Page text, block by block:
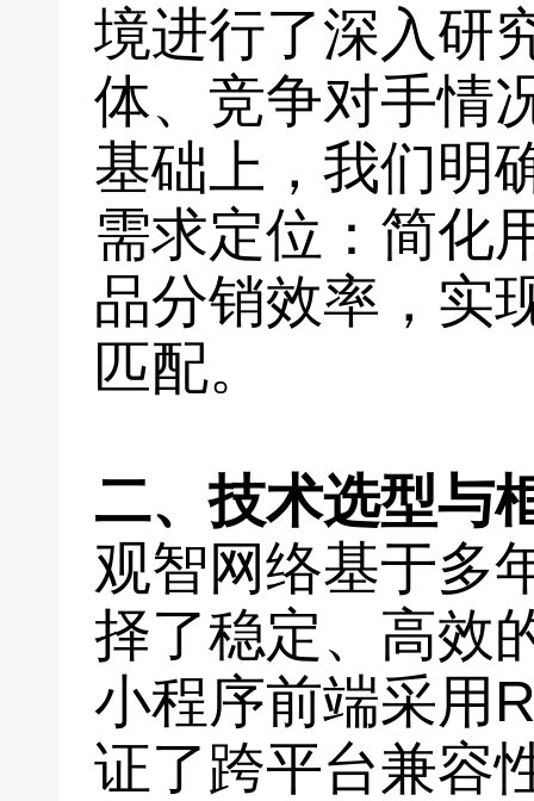
境进行了深入研
体、竞争对手情
基础上，我们明
需求定位：简化
品分销效率，实
匹配。
二、技术选型与
观智网络基于多
择了稳定、高效
小程序前端采用
证了跨平台兼容